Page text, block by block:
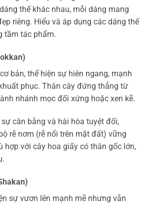
thế khác nhau, mỗi dáng mang
riêng. Hiểu và áp dụng các dáng thế
tầm tác phẩm.
bản, thể hiện sự hiên ngang, mạnh
phục. Thân cây đứng thẳng từ
nhánh mọc đối xứng hoặc xen kẽ.
cân bằng và hài hòa tuyệt đối,
rễ nơm (rễ nổi trên mặt đất) vững
hợp với cây hoa giấy có thân gốc lớn,
sự vươn lên mạnh mẽ nhưng vẫn